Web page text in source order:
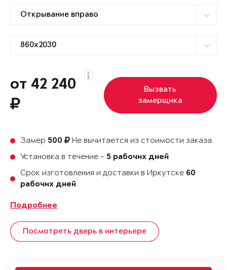
от 42 240
Вызвать
замерщика
Замер 500
Не вычитается из стоимости заказа.
Установка в течение - 5 рабочих дней
Срок изготовления и доставки в Иркутске 60
рабочих дней.
Подробнее
Посмотреть дверь в интерьере